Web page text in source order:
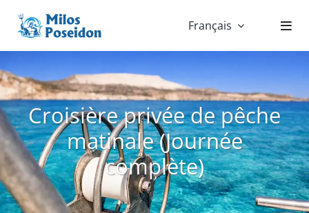
Skip
Français
Croisière privée de pêche
matinale (Journée
complète)